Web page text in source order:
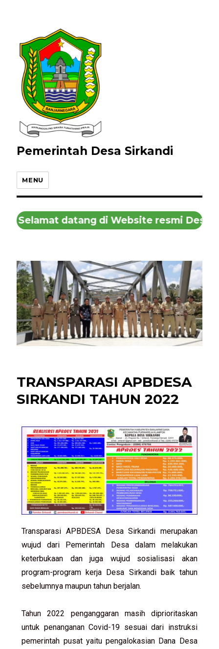
Pemerintah Desa Sirkandi
MENU
Selamat datang di Website resmi Desa
TRANSPARASI APBDESA
SIRKANDI TAHUN 2022
Transparasi APBDESA Desa Sirkandi merupakan
wujud dari Pemerintah Desa dalam melakukan
keterbukaan dan juga wujud sosialisasi akan
program-program kerja Desa Sirkandi baik tahun
sebelumnya maupun tahun berjalan.
Tahun 2022 penganggaran masih diprioritaskan
untuk penanganan Covid-19 sesuai dari instruksi
pemerintah pusat yaitu pengalokasian Dana Desa